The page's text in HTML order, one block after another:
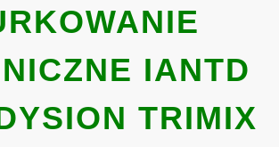
IANTD
TRIMIX